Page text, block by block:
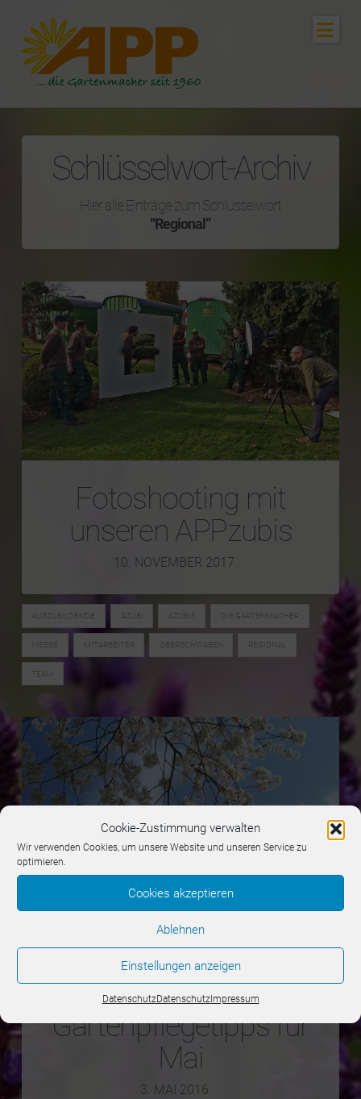
Cookie-Zustimmung verwalten
Wir verwenden Cookies, um unsere Website und unseren Service zu
optimieren.
Cookies akzeptieren
Ablehnen
Einstellungen anzeigen
DatenschutzDatenschutzImpressum
Schlüsselwort-Archiv
Hier alle Einträge zum Schlüsselwort
“Regional”
Fotoshooting mit
unseren APPzubis
10. NOVEMBER 2017
AUSZUBILDENDE AZUBI AZUBIS DIE GARTENMACHER
MESSE MITARBEITER OBERSCHWABEN REGIONAL
TEAM
Unsere
Gartenpflegetipps für
Mai
3. MAI 2016